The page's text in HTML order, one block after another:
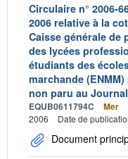
Circulaire n° 2006-
2006 relative à la
Caisse générale de
des lycées
étudiants des
marchande
non paru au
EQUB0611794C Mer
2006
Date de
Document